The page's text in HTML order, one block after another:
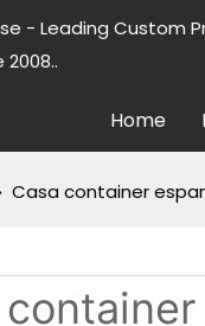
- Leading Custom
Home
Casa container